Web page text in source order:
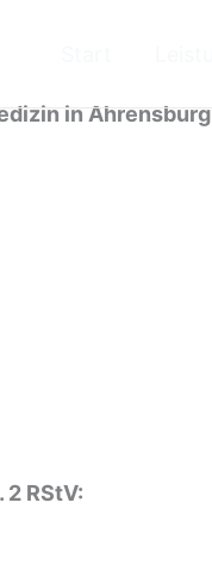
in Ahrensburg
RStV: